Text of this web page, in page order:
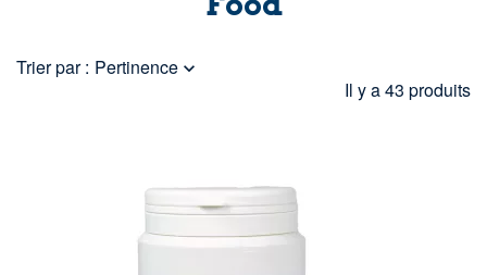
Trier par : Pertinence 
Il y a 43 produits